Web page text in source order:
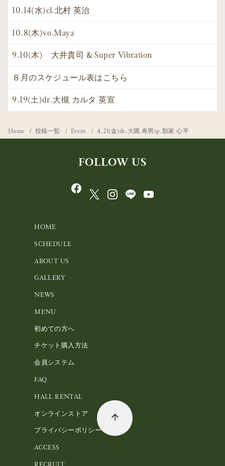
10.14(水)cl.北村 英治
10.8(木)vo.Maya
9.10(木) 大井貴司 & Super Vibration
８月のスケジュール表はこちら
9.19(土)dr.大槻 カルタ 英宣
Home 投稿一覧 Event 4.21(金)dr.大隅 寿男tp.類家 心平
FOLLOW US
HOME
SCHEDULE
ABOUT US
GALLERY
NEWS
MENU
初めての方へ
チケット購入方法
会員システム
FAQ
HALL RENTAL
オンラインストア
プライバシーポリシー
ACCESS
RECRUIT